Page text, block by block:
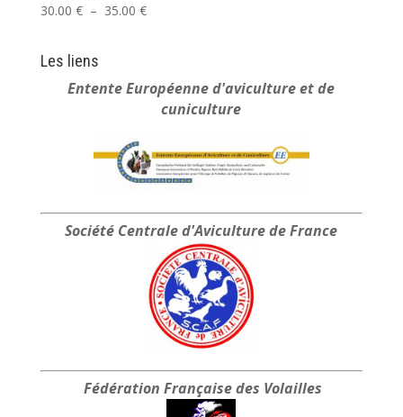
30.00 € – 35.00 €Plage
à
35.00 €
Les liens
Entente Européenned'aviculture et de
cuniculture
Société Centraled'Aviculture de France
Fédération Française des Volailles